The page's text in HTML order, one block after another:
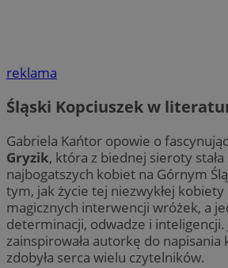
reklama
Śląski Kopciuszek w
Gabriela Kańtor opowie o
Gryzik, która z biednej sieroty
najbogatszych kobiet na Górnym
tym, jak życie tej niezwykłej kobiety
magicznych interwencji wróżek, a
determinacji, odwadze i inteligencji.
zainspirowała autorkę do napisania
zdobyła serca wielu czytelników.